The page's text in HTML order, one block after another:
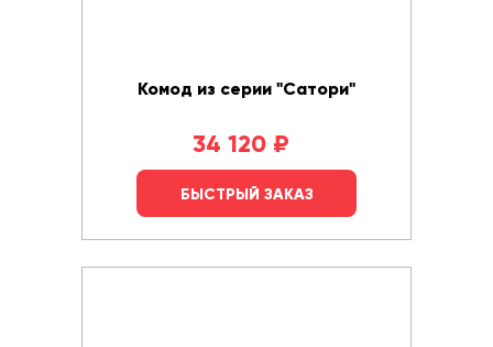
Комод из серии "Сатори"
34 120 ₽
БЫСТРЫЙ ЗАКАЗ